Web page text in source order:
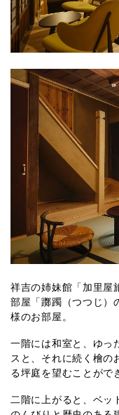
祥吉の姉妹館「加里屋
部屋「躑躅（つつじ）
様のお部屋。
一階には和室と、ゆっ
スと、それに続く檜の
る坪庭を望むことがで
二階に上がると、ベッ